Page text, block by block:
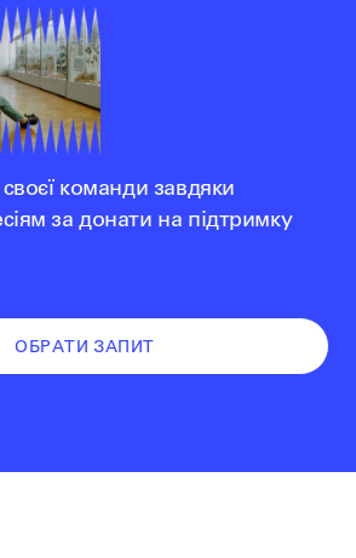
своєї команди завдяки
за донати на підтримку
ОБРАТИ ЗАПИТ